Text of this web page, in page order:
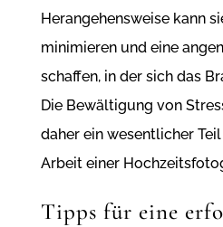
Herangehensweise kann
minimieren und eine
schaffen, in der sich das
Die Bewältigung von
daher ein wesentlicher
Arbeit einer
Tipps für eine